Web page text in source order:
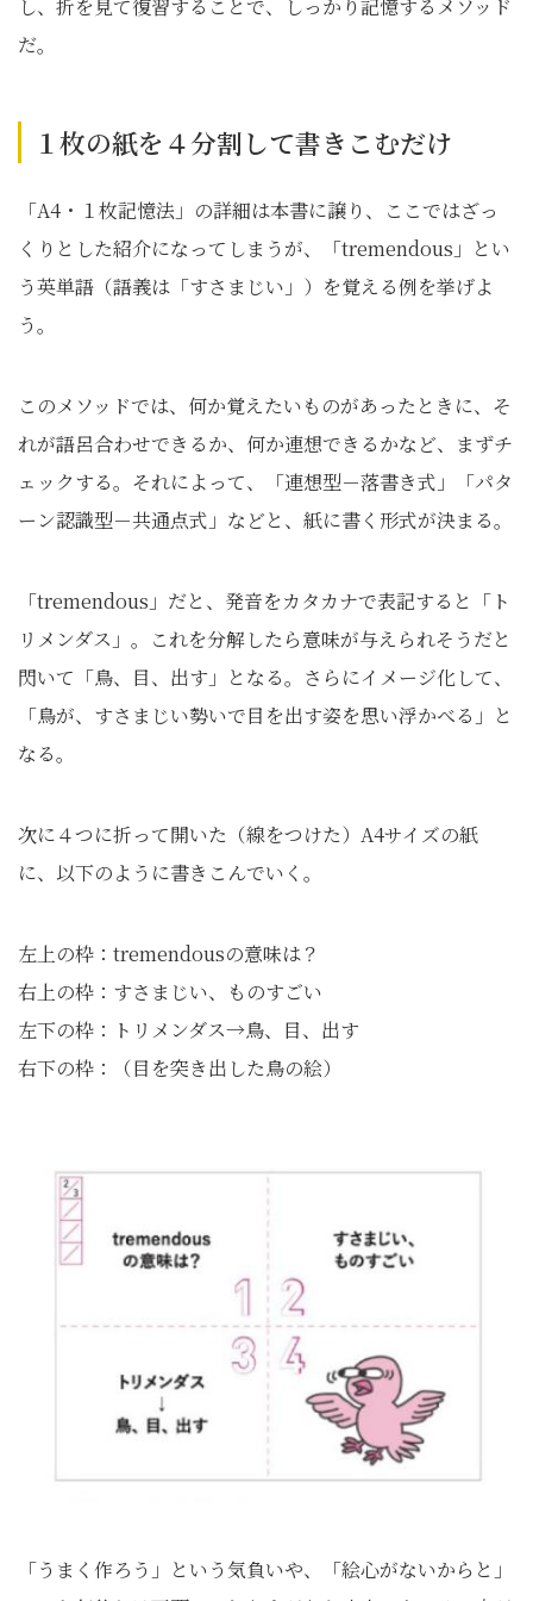
し、折を見て復習することで、しっかり記憶するメソッド
だ。
１枚の紙を４分割して書きこむだけ
「A4・１枚記憶法」の詳細は本書に譲り、ここではざっ
くりとした紹介になってしまうが、「tremendous」とい
う英単語（語義は「すさまじい」）を覚える例を挙げよ
う。
このメソッドでは、何か覚えたいものがあったときに、そ
れが語呂合わせできるか、何か連想できるかなど、まずチ
ェックする。それによって、「連想型－落書き式」「パタ
ーン認識型－共通点式」などと、紙に書く形式が決まる。
「tremendous」だと、発音をカタカナで表記すると「ト
リメンダス」。これを分解したら意味が与えられそうだと
閃いて「鳥、目、出す」となる。さらにイメージ化して、
「鳥が、すさまじい勢いで目を出す姿を思い浮かべる」と
なる。
次に４つに折って開いた（線をつけた）A4サイズの紙
に、以下のように書きこんでいく。
左上の枠：tremendousの意味は？
右上の枠：すさまじい、ものすごい
左下の枠：トリメンダス→鳥、目、出す
右下の枠：（目を突き出した鳥の絵）
「うまく作ろう」という気負いや、「絵心がないからと」